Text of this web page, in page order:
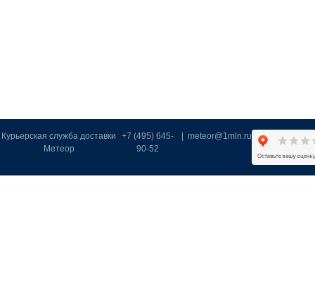
Курьерская служба доставки
Метеор
+7 (495) 645-
90-52
|meteor@1mln.ru